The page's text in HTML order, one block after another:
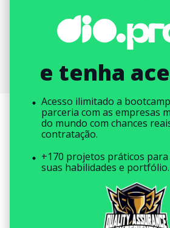
e tenha
Acesso ilimitado a
parceria com as empresas
do mundo com chances
contratação.
+170 projetos práticos
suas habilidades e portfólio.